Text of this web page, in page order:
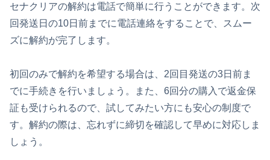
セナクリアの解約は電話で簡単に行うことができます。次
回発送日の10日前までに電話連絡をすることで、スムー
ズに解約が完了します。
初回のみで解約を希望する場合は、2回目発送の3日前ま
でに手続きを行いましょう。また、6回分の購入で返金保
証も受けられるので、試してみたい方にも安心の制度で
す。解約の際は、忘れずに締切を確認して早めに対応しま
しょう。